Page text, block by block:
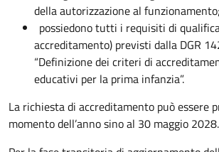
della autorizzazione al funzionamento;
possiedono tutti i requisiti di
accreditamento) previsti dalla DGR
“Definizione dei criteri di
educativi per la prima infanzia”.
La richiesta di accreditamento può essere
momento dell’anno sino al 30 maggio 2028.